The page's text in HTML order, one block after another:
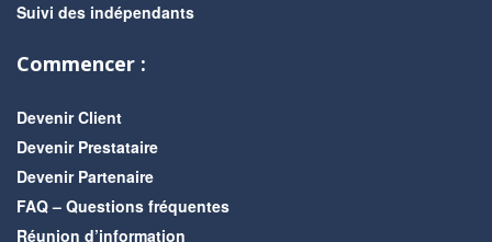
Suivi des indépendants
Commencer :
Devenir Client
Devenir Prestataire
Devenir Partenaire
FAQ – Questions fréquentes
Réunion d’information